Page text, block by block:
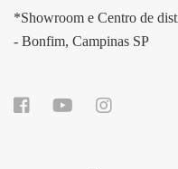
*Showroom e Centro de
- Bonfim, Campinas SP